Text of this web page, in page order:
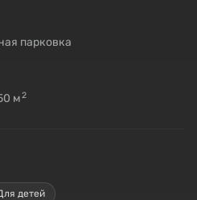
парковка
м2
детей